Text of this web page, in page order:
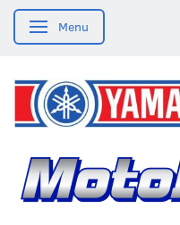
Skifte navigation
Menu